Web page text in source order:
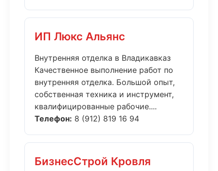
ИП Люкс Альянс
Внутренняя отделка в Владикавказ
Качественное выполнение работ по
внутренняя отделка. Большой опыт,
собственная техника и инструмент,
квалифицированные рабочие....
Телефон: 8 (912) 819 16 94
БизнесСтрой Кровля